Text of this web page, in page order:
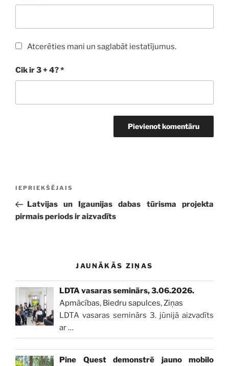
Atcerēties mani un saglabāt iestatījumus.
Cik ir 3 + 4?*
Iepriekšējā
ziņa:
IEPRIEKŠĒJAIS
Latvijas un Igaunijas dabas tūrisma projekta
pirmais periods ir aizvadīts
JAUNĀKĀS ZIŅAS
LDTA vasaras seminārs, 3.06.2026.
Apmācības, Biedru sapulces,Ziņas
LDTA vasaras seminārs 3. jūnijā aizvadīts
ar…
Pine Quest demonstrē jauno mobilo